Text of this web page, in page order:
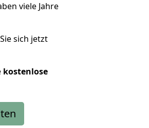
viele Jahre
sich jetzt
kostenlose